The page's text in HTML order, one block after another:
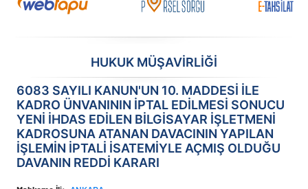
KURUMSAL
İLETIŞIM
S.S.S.
HUKUK MÜŞAVİRLİĞİ
6083 SAYILI KANUN'UN 10. MADDESİ İLE
KADRO ÜNVANININ İPTAL EDİLMESİ SONUCU
YENİ İHDAS EDİLEN BİLGİSAYAR İŞLETMENİ
KADROSUNA ATANAN DAVACININ YAPILAN
İŞLEMİN İPTALİ İSATEMİYLE AÇMIŞ OLDUĞU
DAVANIN REDDİ KARARI